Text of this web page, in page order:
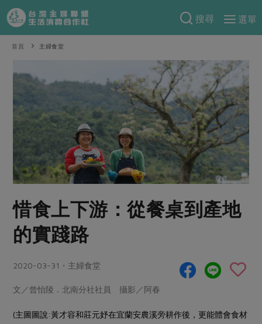
搜尋
選單
產品分類
當令水果
芽苗類 蕈菇類
辛香料類
奶蛋豆・五穀
蛋 乳製品
豆製品 米麵雜糧
肉品・水產
畜產肉類
水畜加工品
調理食材・點心
食材
米食
麵食
海鮮
常備菜
蔬食
蛋料理
料理方式
預購活動
把最好的台灣味帶回家！
防災用品預購圓滿結束
更多預購活動
合作25-精選產品第四彈
合作25-精選產品第三彈
綠主張
觀點文章
主婦食堂 一籃菜真心話
社內大小事 合作聯合國
產品故事
樂齡生活
廚房瑜伽
減硝酸鹽 惜食
關於合作社
關於我們
合作社組織
產品檢驗
自主把關
首頁 主婦食堂
惜食上下游：從餐桌到產地
的實踐路
2020-03-31・主婦食堂
文／曾怡陵．北南分社社員 攝影／阿春
(主圖圖說:黃才容和莊元妤在宜蘭安農溪旁耕作後，更能體會食材